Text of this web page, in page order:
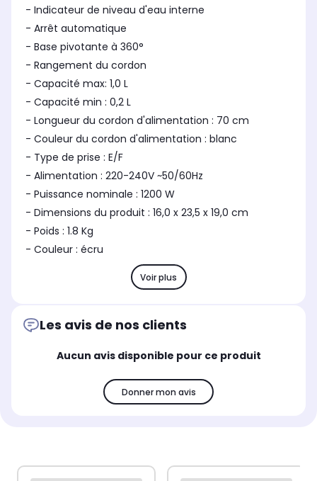
- Indicateur de niveau d'eau interne
- Arrêt automatique
- Base pivotante à 360°
- Rangement du cordon
- Capacité max: 1,0 L
- Capacité min : 0,2 L
- Longueur du cordon d'alimentation : 70 cm
- Couleur du cordon d'alimentation : blanc
- Type de prise : E/F
- Alimentation : 220-240V ~50/60Hz
- Puissance nominale : 1200 W
- Dimensions du produit : 16,0 x 23,5 x 19,0 cm
- Poids : 1.8 Kg
- Couleur : écru
Voir plus
Les avis de nos clients
Aucun avis disponible pour ce produit
Donner mon avis